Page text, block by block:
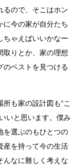
るので、そこはホン
今の家が自分たち
ちゃえばいいかなー
取りとか、家の理想
のベストを見つける
所も家の設計図も“こ
いと思います。僕み
を選ぶのもひとつの
産を持って今の生活
んなに難しく考えな